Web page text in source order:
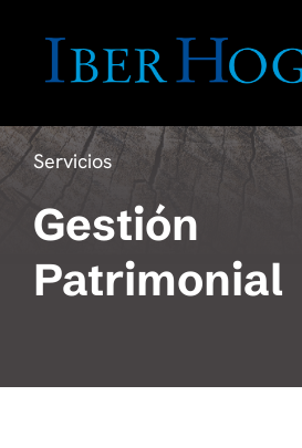
Servicios
Gestión
Patrimonial